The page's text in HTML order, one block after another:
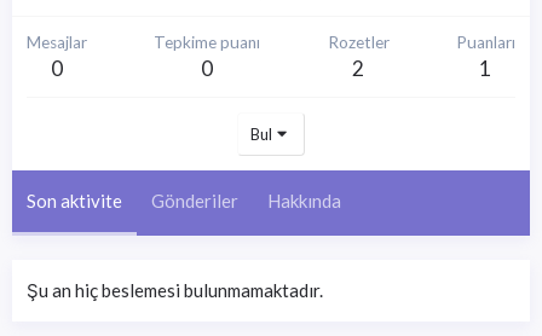
Mesajlar
0
Tepkime puanı
0
Rozetler
2
Puanları
1
Bul
Son aktivite Gönderiler Hakkında
Şu an hiç beslemesi bulunmamaktadır.